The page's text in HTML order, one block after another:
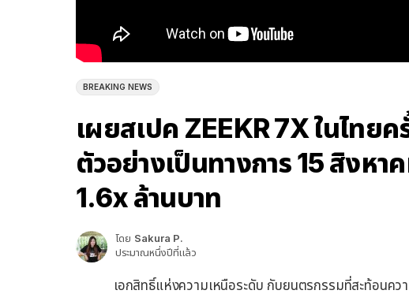
BREAKING NEWS
เผยสเปค ZEEKR 7X ในไทย
ตัวอย่างเป็นทางการ 15 สิงหา
1.6x ล้านบาท
โดย Sakura P.
ประมาณหนึ่งปีที่แล้ว
เอกสิทธิ์แห่งความเหนือระดับ กับยนตรกรรมที่สะท้อนค